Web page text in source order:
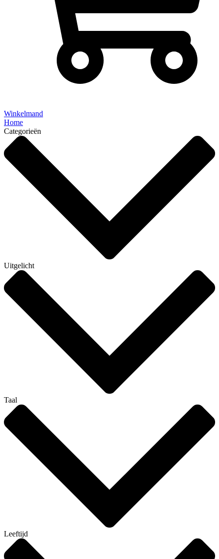
Winkelmand
Home
Categorieën
Uitgelicht
Taal
Leeftijd